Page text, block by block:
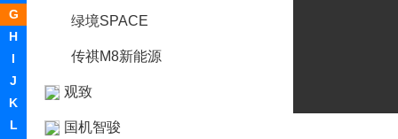
G
H
I
J
K
L
绿境SPACE
传祺M8新能源
观致
国机智骏